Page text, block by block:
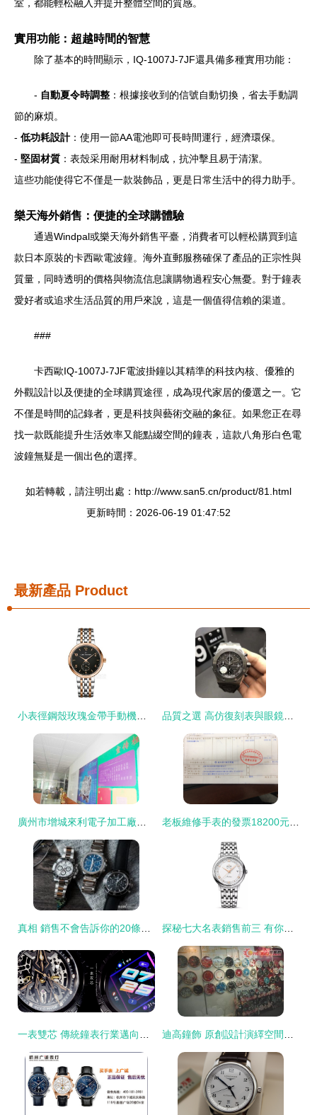
室，都能輕松融入并提升整體空間的質感。
實用功能：超越時間的智慧
除了基本的時間顯示，IQ-1007J-7JF還具備多種實用功能：
- 自動夏令時調整 ：根據接收到的信號自動切換，省去手動調
節的麻煩。
- 低功耗設計：使用一節AA電池即可長時間運行，經濟環保。
- 堅固材質 ：表殼采用耐用材料制成，抗沖擊且易于清潔。
這些功能使得它不僅是一款裝飾品，更是日常生活中的得力助手。
樂天海外銷售：便捷的全球購體驗
通過Windpal或樂天海外銷售平臺，消費者可以輕松購買到這
款日本原裝的卡西歐電波鐘。海外直郵服務確保了產品的正宗性與
質量，同時透明的價格與物流信息讓購物過程安心無憂。對于鐘表
愛好者或追求生活品質的用戶來說，這是一個值得信賴的渠道。
###
卡西歐IQ-1007J-7JF電波掛鐘以其精準的科技內核、優雅的
外觀設計以及便捷的全球購買途徑，成為現代家居的優選之一。它
不僅是時間的記錄者，更是科技與藝術交融的象征。如果您正在尋
找一款既能提升生活效率又能點綴空間的鐘表，這款八角形白色電
波鐘無疑是一個出色的選擇。
如若轉載，請注明出處：http://www.san5.cn/product/81.html
更新時間：2026-06-19 01:47:52
最新產品 Product